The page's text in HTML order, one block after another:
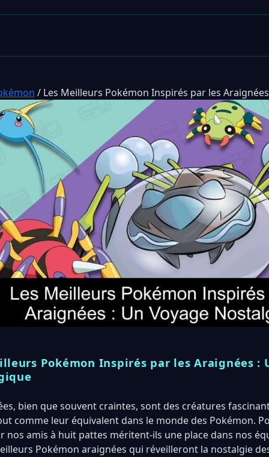
/ Les Meilleurs Pokémon Inspirés par les
Pokémon Inspirés par les Araignées :
bien que souvent craintes, sont des créatures
comme leur équivalent dans le monde des Pokémon.
nos amis à huit pattes méritent-ils une place dans nos
Pokémon araignées qui réveilleront la nostalgie